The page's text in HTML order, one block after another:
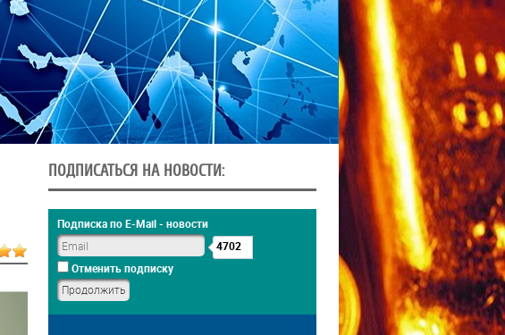
ПОДПИСАТЬСЯ НА НОВОСТИ:
Подписка по E-Mail - новости
4702
Отменить подписку